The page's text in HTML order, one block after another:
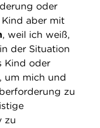
oder
aber mit
, weil ich weiß,
der Situation
Kind oder
um mich und
zu
zu